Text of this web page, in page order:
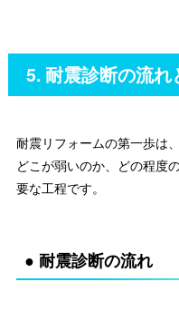
5. 耐震診断の流れ
耐震リフォームの第一歩は、
どこが弱いのか、どの程度
要な工程です。
● 耐震診断の流れ